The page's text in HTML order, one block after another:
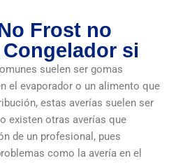
Frost no
si
suelen ser gomas
el evaporador o un alimento que
estas averías suelen ser
existen otras averías que
de un profesional, pues
como la avería en el